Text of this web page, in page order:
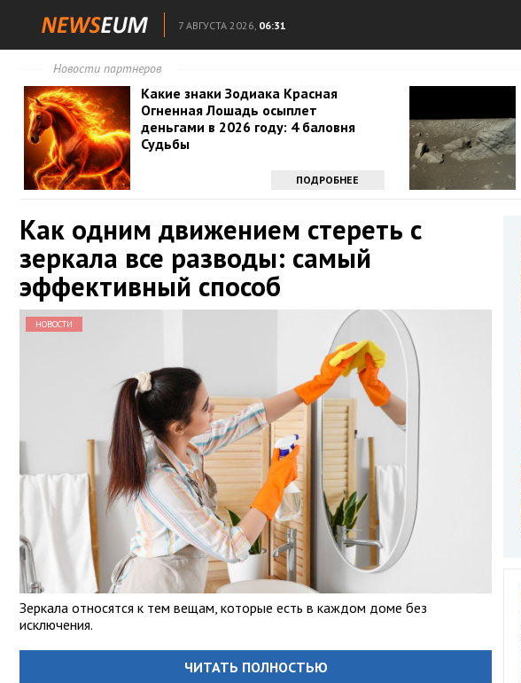
7 АВГУСТА 2026, 06:31
Новости партнеров
Какие знаки Зодиака Красная
Огненная Лошадь осыплет
деньгами в 2026 году: 4 баловня
Судьбы
ПОДРОБНЕЕ
Как одним движением стереть с
зеркала все разводы: самый
эффективный способ
НОВОСТИ
Зеркала относятся к тем вещам, которые есть в каждом доме без
исключения.
ЧИТАТЬ ПОЛНОСТЬЮ